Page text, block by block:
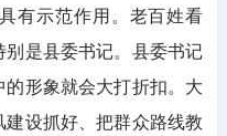
有示范作用。老百姓看
是县委书记。县委书记
形象就会大打折扣。大
设抓好、把群众路线教